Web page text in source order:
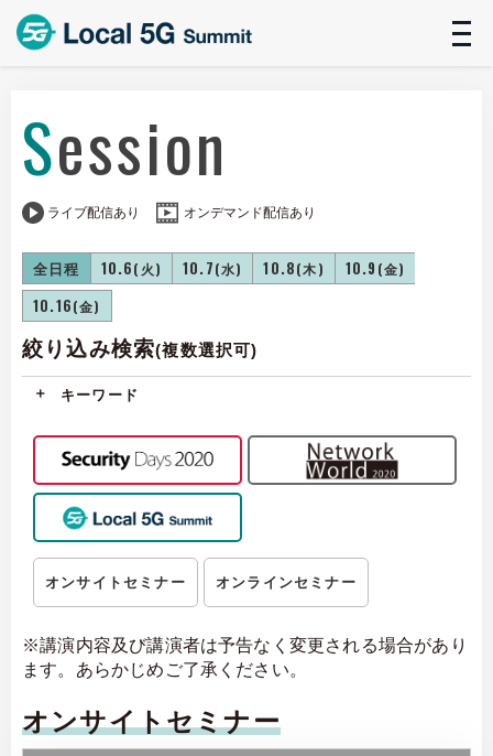
Session
全日程 10.6(火) 10.7(水) 10.8(木) 10.9 (金)
10.16(金)
ライブ配信あり オンデマンド配信あり
絞り込み検索(複数選択可)
キーワード
オンサイトセミナー オンラインセミナー
※講演内容及び講演者は予告なく変更される場合があり
ます。あらかじめご了承ください。
オンサイトセミナー